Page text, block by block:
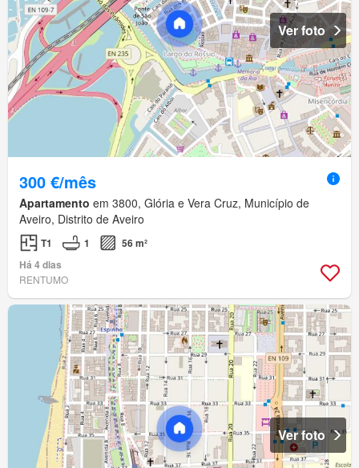
Ver foto
300 €/mês
Apartamento em 3800, Glória e Vera Cruz, Município de
Aveiro, Distrito de Aveiro
T1 1
56 m²
Há 4 dias
RENTUMO
Ver foto